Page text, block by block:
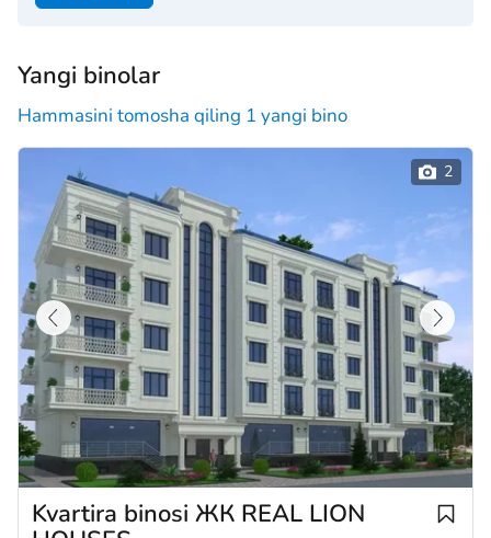
Yangi binolar
Hammasini tomosha qiling 1 yangi bino
Kvartira binosi ЖК REAL LION